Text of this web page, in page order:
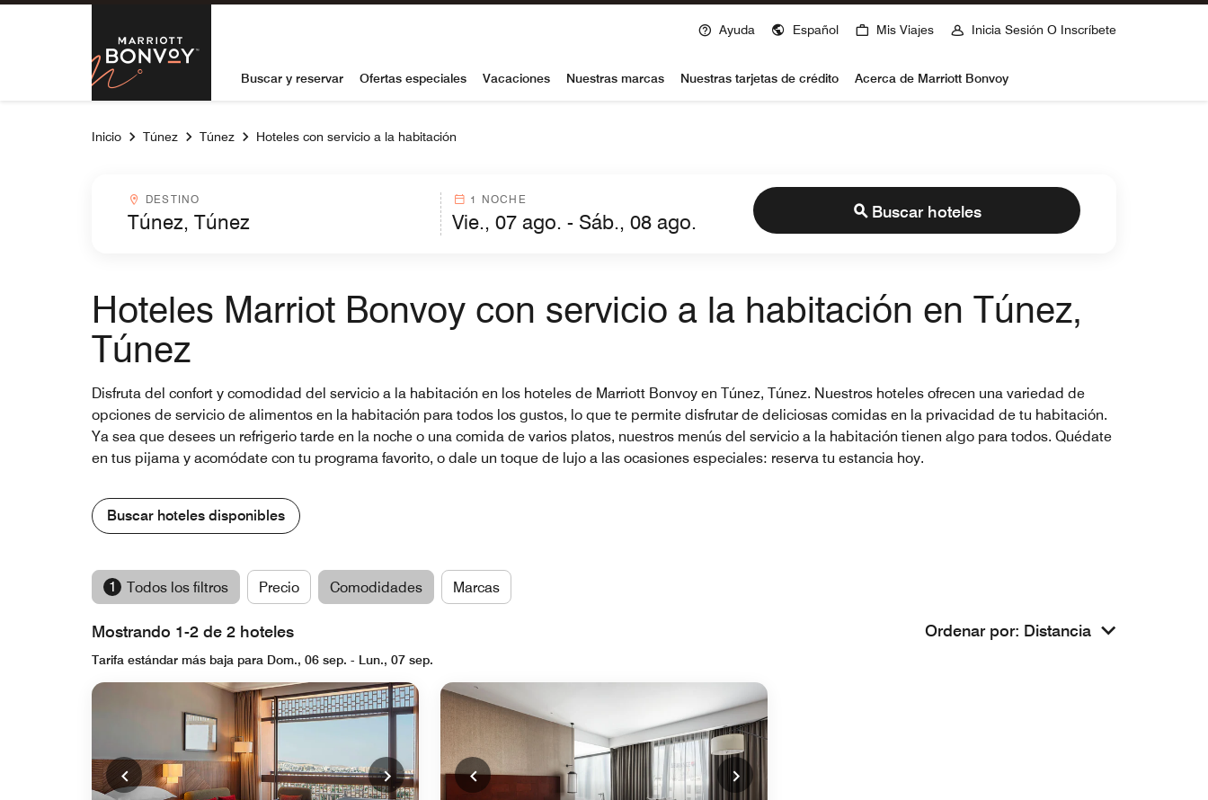
Skip to Content
Marriott Bonvoy
Ayuda Español Mis Viajes Inicia Sesión O Inscríbete
Buscar y reservar Ofertas especiales Vacaciones Nuestras marcas Nuestras tarjetas de crédito Acerca de Marriott Bonvoy
Inicio Túnez Túnez Hoteles con servicio a la habitación
Destinocombobox
DESTINO 1 NOCHE
Buscar hoteles
Hoteles Marriot Bonvoy con servicio a la habitación en Túnez,
Túnez
Disfruta del confort y comodidad del servicio a la habitación en los hoteles de Marriott Bonvoy en Túnez, Túnez. Nuestros hoteles ofrecen una variedad de
opciones de servicio de alimentos en la habitación para todos los gustos, lo que te permite disfrutar de deliciosas comidas en la privacidad de tu habitación.
Ya sea que desees un refrigerio tarde en la noche o una comida de varios platos, nuestros menús del servicio a la habitación tienen algo para todos. Quédate
en tus pijama y acomódate con tu programa favorito, o dale un toque de lujo a las ocasiones especiales: reserva tu estancia hoy.
Buscar hoteles disponibles
1 Todos los filtros Precio Comodidades Marcas
Mostrando 1-2 de 2 hoteles Ordenar por: Distancia
Tarifa estándar más baja para Dom., 06 sep. - Lun., 07 sep.